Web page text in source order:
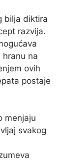
bilja diktira
razvija.
hranu na
ovih
postaje
menjaju
svakog